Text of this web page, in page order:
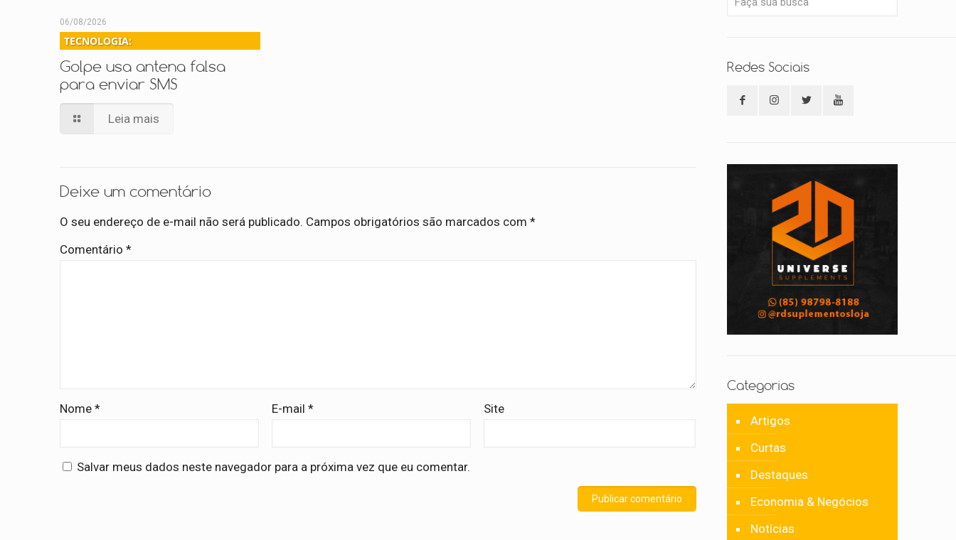
06/08/2026
TECNOLOGIA:
Golpe usa antena falsa
para enviar SMS
Leia mais
Deixe um comentário
O seu endereço de e-mail não será publicado. Campos obrigatórios são marcados com *
Comentário *
Nome * E-mail* Site
Salvar meus dados neste navegador para a próxima vez que eu comentar.
Redes Sociais
Categorias
Artigos
Curtas
Destaques
Economia & Negócios
Notícias